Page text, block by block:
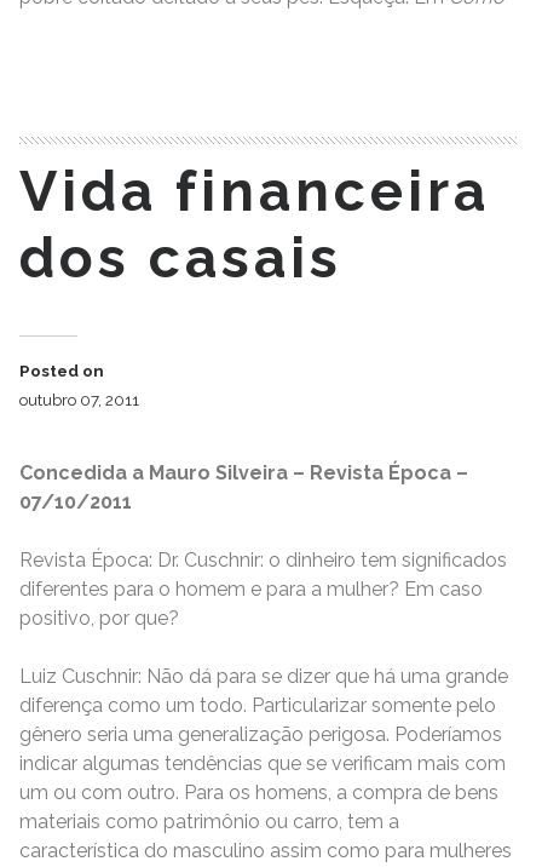
Vida financeira
dos casais
Posted on
outubro 07, 2011
Concedida a Mauro Silveira – Revista Época –
07/10/2011
Revista Época: Dr. Cuschnir: o dinheiro tem significados
diferentes para o homem e para a mulher? Em caso
positivo, por que?
Luiz Cuschnir: Não dá para se dizer que há uma grande
diferença como um todo. Particularizar somente pelo
gênero seria uma generalização perigosa. Poderíamos
indicar algumas tendências que se verificam mais com
um ou com outro. Para os homens, a compra de bens
materiais como patrimônio ou carro, tem a
característica do masculino assim como para mulheres